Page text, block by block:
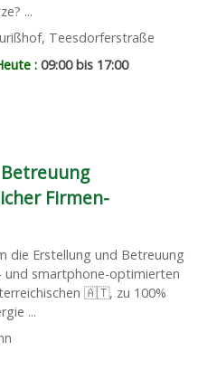
...
, Teesdorferstraße
:09:00 bis 17:00
Firmen-
die Erstellung und Betreuung
und smartphone-optimierten
🇦🇹, zu 100%
...